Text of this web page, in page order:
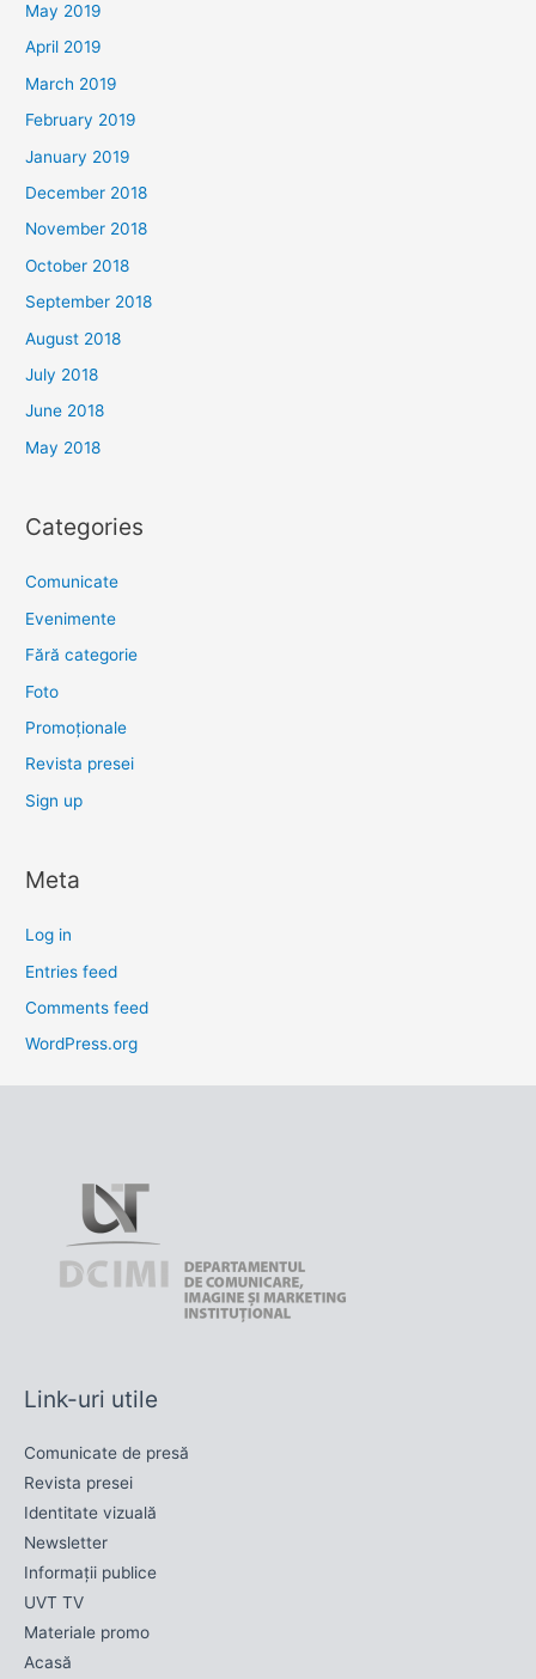
May 2019
April 2019
March 2019
February 2019
January 2019
December 2018
November 2018
October 2018
September 2018
August 2018
July 2018
June 2018
May 2018
Categories
Comunicate
Evenimente
Fără categorie
Foto
Promoționale
Revista presei
Sign up
Meta
Log in
Entries feed
Comments feed
WordPress.org
Link-uri utile
Comunicate de presă
Revista presei
Identitate vizuală
Newsletter
Informații publice
UVT TV
Materiale promo
Acasă